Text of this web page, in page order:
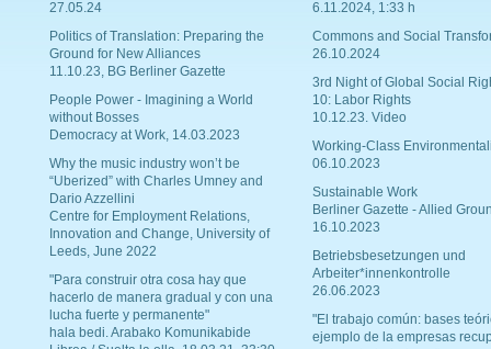
27.05.24
Politics of Translation: Preparing the
Ground for New Alliances
11.10.23, BG Berliner Gazette
People Power - Imagining a World
without Bosses
Democracy at Work, 14.03.2023
Why the music industry won’t be
“Uberized” with Charles Umney and
Dario Azzellini
Centre for Employment Relations,
Innovation and Change, University of
Leeds, June 2022
"Para construir otra cosa hay que
hacerlo de manera gradual y con una
lucha fuerte y permanente"
hala bedi. Arabako Komunikabide
6.11.2024, 1:33 h
Commons and Social
26.10.2024
3rd Night of Global Social
10: Labor Rights
10.12.23. Video
Working-Class
06.10.2023
Sustainable Work
Berliner Gazette - Allied
16.10.2023
Betriebsbesetzungen und
Arbeiter*innenkontrolle
26.06.2023
"El trabajo común: bases
ejemplo de la empresas